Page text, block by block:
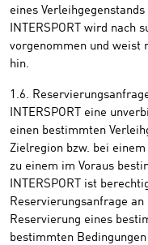
eines
INTERSPORT wird nach
vorgenommen und weist
hin.
1.6.
INTERSPORT eine
einen bestimmten
Zielregion bzw. bei
zu einem im Voraus
INTERSPORT ist
Reservierungsanfrage
Reservierung eines
bestimmten